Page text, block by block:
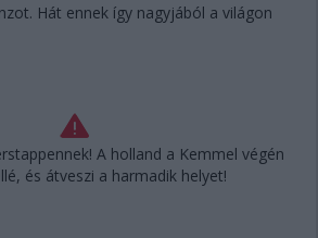
Hát ennek így nagyjából a világon
A holland a Kemmel végén
és átveszi a harmadik helyet!